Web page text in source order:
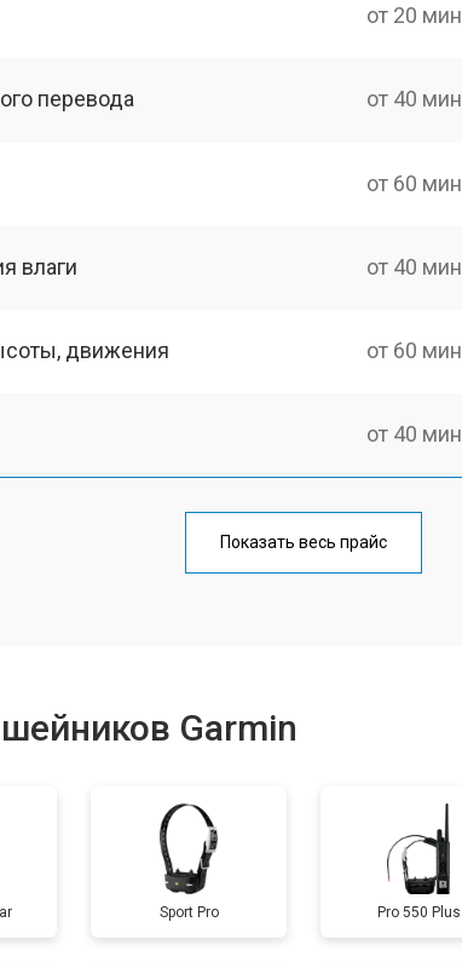
от 20 мин
перевода от 40 мин
от 60 мин
влаги от 40 мин
движения от 60 мин
от 40 мин
от 60 мин
от 40 мин
Показать весь прайс
Garmin
Sport Pro Pro 550 Plus